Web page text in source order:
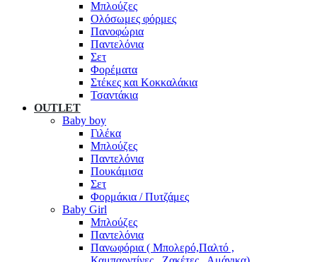
Μπλούζες
Ολόσωμες φόρμες
Πανοφώρια
Παντελόνια
Σετ
Φορέματα
Στέκες και Κοκκαλάκια
Τσαντάκια
OUTLET
Baby boy
Γιλέκα
Μπλούζες
Παντελόνια
Πουκάμισα
Σετ
Φορμάκια / Πυτζάμες
Baby Girl
Μπλούζες
Παντελόνια
Πανωφόρια ( Μπολερό,Παλτό ,